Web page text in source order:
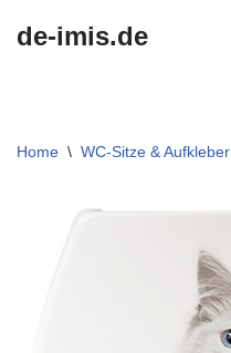
de-imis.de
Home \ WC-Sitze & Aufkleber